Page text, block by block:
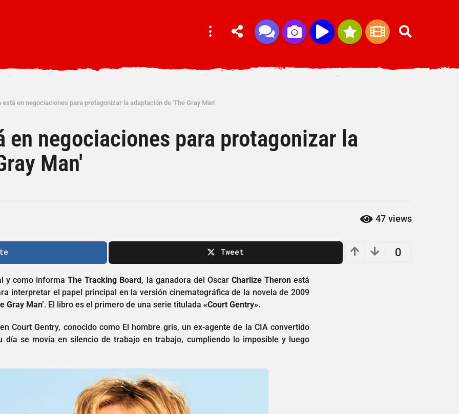
está en negociaciones para protagonizar la adaptación de 'The Gray Man'
en negociaciones para protagonizar la
Man'
47 views
0
Tweet
y como informaThe Tracking Board, la ganadora del OscarCharlize Theronestá
interpretar el papel principal en la versión cinematográfica de la novela de 2009
Gray Man’. El libro es el primero de una serie titulada «Court Gentry».
Court Gentry, conocido como El hombre gris, un ex-agente de la CIA convertido
día se movía en silencio de trabajo en trabajo, cumpliendo lo imposible y luego